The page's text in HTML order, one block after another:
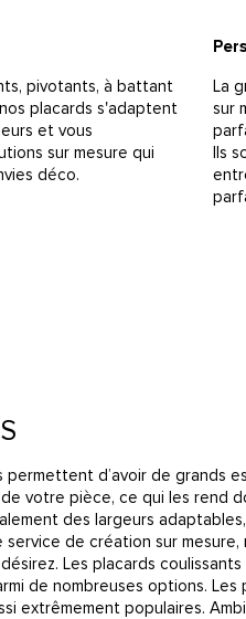
pivotants, à battant
placards s'adaptent
et vous
sur mesure qui
déco.
La
sur
Ils
permettent d’avoir de grands
votre pièce, ce qui les rend
des largeurs
de création sur mesure,
Les placards
de nombreuses options. Les
extrêmement populaires.